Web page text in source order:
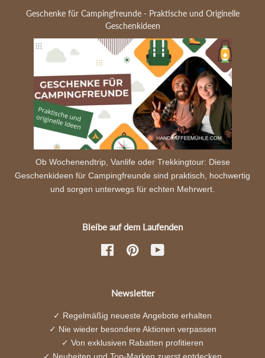
Geschenke für Campingfreunde - Praktische und Originelle
Geschenkideen
Ob Wochenendtrip, Vanlife oder Trekkingtour: Diese
Geschenkideen für Campingfreunde sind praktisch, hochwertig
und sorgen unterwegs für echten Mehrwert.
Bleibe auf dem Laufenden
FacebookPinterest
Newsletter
✓ Regelmäßig neueste Angebote erhalten
✓ Nie wieder besondere Aktionen verpassen
✓ Von exklusiven Rabatten profitieren